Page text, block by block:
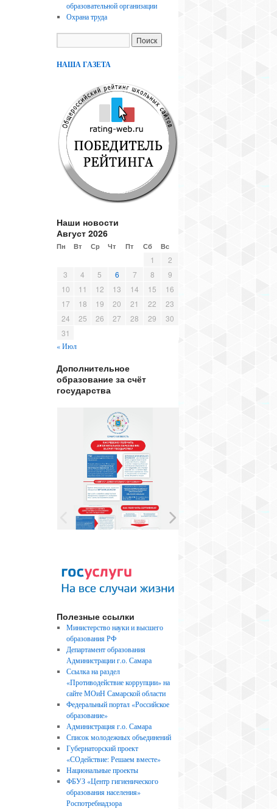
образовательной организации
Охрана труда
НАША ГАЗЕТА
Наши новости
Август 2026
Пн Вт Ср Чт Пт Сб Вс
1
2
3
4 5 6 7 8
9
10
11 12 13 14 15
16
17
18 19 20 21 22
23
24
25 26 27 28 29
30
31
« Июл
Дополнительное
образование за счёт
государства
Полезные ссылки
Министерство науки и высшего
образования РФ
Департамент образования
Администрации г.о. Самара
Ссылка на раздел
«Противодействие коррупции» на
сайте МОиН Самарской области
Федеральный портал «Российское
образование»
Администрация г.о. Самара
Список молодежных объединений
Губернаторский проект
«СОдействие: Решаем вместе»
Национальные проекты
ФБУЗ «Центр гигиенического
образования населения»
Роспотребнадзора